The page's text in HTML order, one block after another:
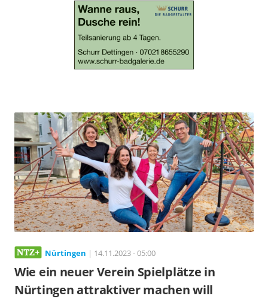
Nürtingen | 14.11.2023 - 05:00
Wie ein neuer Verein Spielplätze in
Nürtingen attraktiver machen will